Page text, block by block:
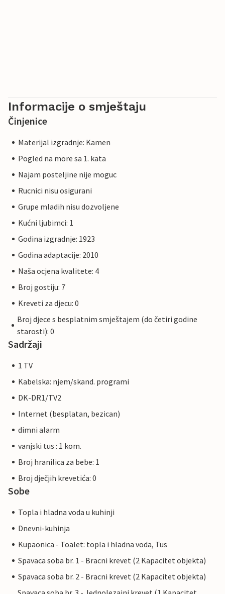
Informacije o smještaju
Činjenice
Materijal izgradnje: Kamen
Pogled na more sa 1. kata
Najam posteljine nije moguc
Rucnici nisu osigurani
Grupe mladih nisu dozvoljene
Kućni ljubimci: 1
Godina izgradnje: 1923
Godina adaptacije: 2010
Naša ocjena kvalitete: 4
Broj gostiju: 7
Kreveti za djecu: 0
Broj djece s besplatnim smještajem (do četiri godine
starosti): 0
Sadržaji
1 TV
Kabelska: njem/skand. programi
DK-DR1/TV2
Internet (besplatan, bezican)
dimni alarm
vanjski tus : 1 kom.
Broj hranilica za bebe: 1
Broj dječjih krevetića: 0
Sobe
Topla i hladna voda u kuhinji
Dnevni-kuhinja
Kupaonica - Toalet: topla i hladna voda, Tus
Spavaca soba br. 1 - Bracni krevet (2 Kapacitet objekta)
Spavaca soba br. 2 - Bracni krevet (2 Kapacitet objekta)